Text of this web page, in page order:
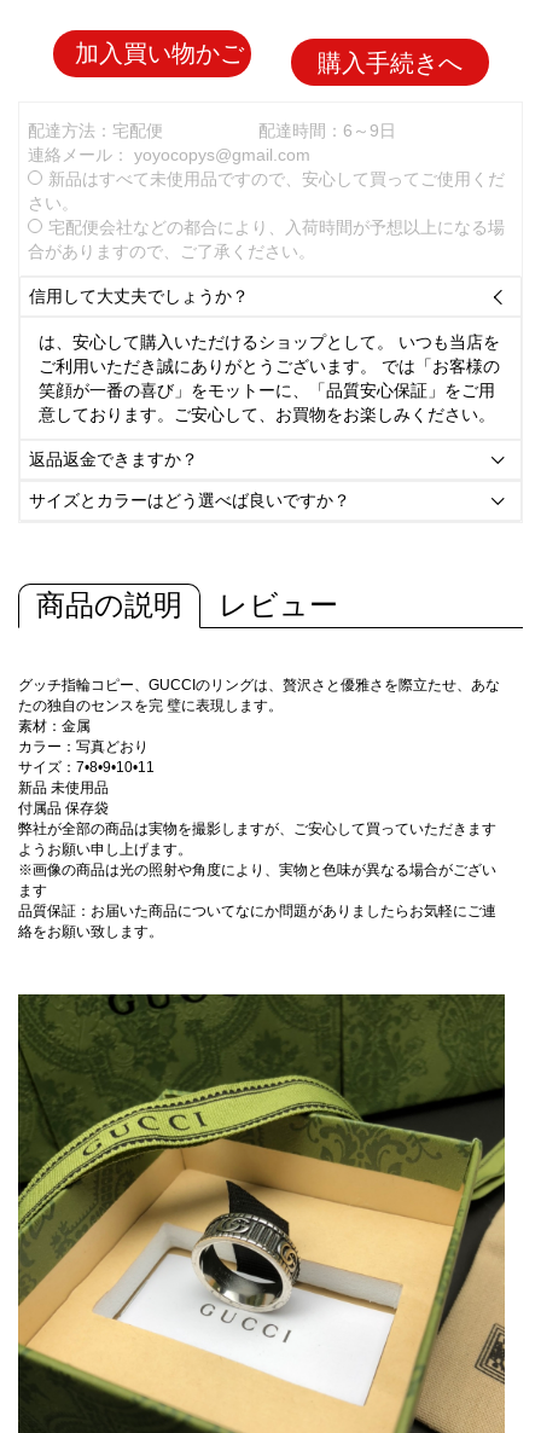
加入買い物かご 購入手続きへ
配達方法：宅配便
配達時間：6～9日
連絡メール： yoyocopys@gmail.com
新品はすべて未使用品ですので、安心して買ってご使用くだ
さい。
宅配便会社などの都合により、入荷時間が予想以上になる場
合がありますので、ご了承ください。
信用して大丈夫でしょうか？ 
は、安心して購入いただけるショップとして。 いつも当店を
ご利用いただき誠にありがとうございます。 では「お客様の
笑顔が一番の喜び」をモットーに、「品質安心保証」をご用
意しております。ご安心して、お買物をお楽しみください。
返品返金できますか？ 
サイズとカラーはどう選べば良いですか？ 
商品の説明 レビュー
グッチ指輪コピー、GUCCIのリングは、贅沢さと優雅さを際立たせ、あな
たの独自のセンスを完 璧に表現します。
素材：金属
カラー：写真どおり
サイズ：7•8•9•10•11
新品 未使用品
付属品 保存袋
弊社が全部の商品は実物を撮影しますが、ご安心して買っていただきます
ようお願い申し上げます。
※画像の商品は光の照射や角度により、実物と色味が異なる場合がござい
ます
品質保証：お届いた商品についてなにか問題がありましたらお気軽にご連
絡をお願い致します。